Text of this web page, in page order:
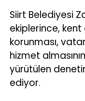
Siirt Belediyesi
ekiplerince,
korunması,
hizmet
yürütülen
ediyor.